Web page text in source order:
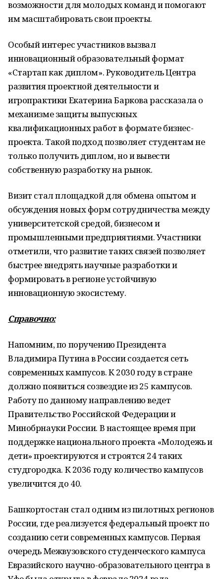
возможности для молодых команд и помогают
им масштабировать свои проекты.
Особый интерес участников вызвал
инновационный образовательный формат
«Стартап как диплом». Руководитель Центра
развития проектной деятельности и
игропрактики Екатерина Баркова рассказала о
механизме защиты выпускных
квалификационных работ в формате бизнес-
проекта. Такой подход позволяет студентам не
только получить диплом, но и вывести
собственную разработку на рынок.
Визит стал площадкой для обмена опытом и
обсуждения новых форм сотрудничества между
университетской средой, бизнесом и
промышленными предприятиями. Участники
отметили, что развитие таких связей позволяет
быстрее внедрять научные разработки и
формировать в регионе устойчивую
инновационную экосистему.
Справочно:
Напомним, по поручению Президента
Владимира Путина в России создается сеть
современных кампусов. К 2030 году в стране
должно появиться созвездие из 25 кампусов.
Работу по данному направлению ведет
Правительство Российской Федерации и
Минобрнауки России. В настоящее время при
поддержке национального проекта «Молодежь и
дети» проектируются и строятся 24 таких
студгородка. К 2036 году количество кампусов
увеличится до 40.
Башкортостан стал одним из пилотных регионов
России, где реализуется федеральный проект по
созданию сети современных кампусов. Первая
очередь Межвузовского студенческого кампуса
Евразийского научно-образовательного центра в